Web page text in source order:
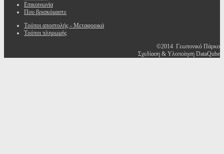
Επικοινωνία
Που βρισκόμαστε
Τρόποι αποστολής - Μεταφορικά
Τρόποι πληρωμής
©2014 Γεωπονικό Πάρκο
Σχεδίαση & Υλοποίηση DataQube